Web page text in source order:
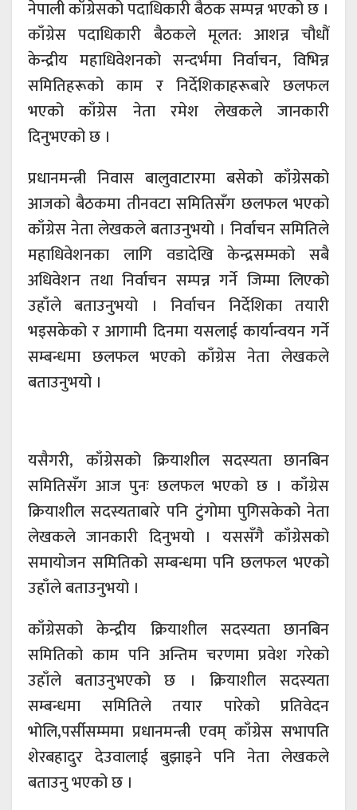
नेपाली काँग्रेसको पदाधिकारी बैठक सम्पन्न भएको छ ।
काँग्रेस पदाधिकारी बैठकले मूलत: आशन्न चौधौं
केन्द्रीय महाधिवेशनको सन्दर्भमा निर्वाचन, विभिन्न
समितिहरूको काम र निर्देशिकाहरूबारे छलफल
भएको काँग्रेस नेता रमेश लेखकले जानकारी
दिनुभएको छ ।
प्रधानमन्त्री निवास बालुवाटारमा बसेको काँग्रेसको
आजको बैठकमा तीनवटा समितिसँग छलफल भएको
काँग्रेस नेता लेखकले बताउनुभयो । निर्वाचन समितिले
महाधिवेशनका लागि वडादेखि केन्द्रसम्मको सबै
अधिवेशन तथा निर्वाचन सम्पन्न गर्ने जिम्मा लिएको
उहाँले बताउनुभयो । निर्वाचन निर्देशिका तयारी
भइसकेको र आगामी दिनमा यसलाई कार्यान्वयन गर्ने
सम्बन्धमा छलफल भएको काँग्रेस नेता लेखकले
बताउनुभयो ।
यसैगरी, काँग्रेसको क्रियाशील सदस्यता छानबिन
समितिसँग आज पुनः छलफल भएको छ । काँग्रेस
क्रियाशील सदस्यताबारे पनि टुंगोमा पुगिसकेको नेता
लेखकले जानकारी दिनुभयो । यससँगै काँग्रेसको
समायोजन समितिको सम्बन्धमा पनि छलफल भएको
उहाँले बताउनुभयो ।
काँग्रेसको केन्द्रीय क्रियाशील सदस्यता छानबिन
समितिको काम पनि अन्तिम चरणमा प्रवेश गरेको
उहाँले बताउनुभएको छ । क्रियाशील सदस्यता
सम्बन्धमा समितिले तयार पारेको प्रतिवेदन
भोलि,पर्सीसम्ममा प्रधानमन्त्री एवम् काँग्रेस सभापति
शेरबहादुर देउवालाई बुझाइने पनि नेता लेखकले
बताउनु भएको छ ।